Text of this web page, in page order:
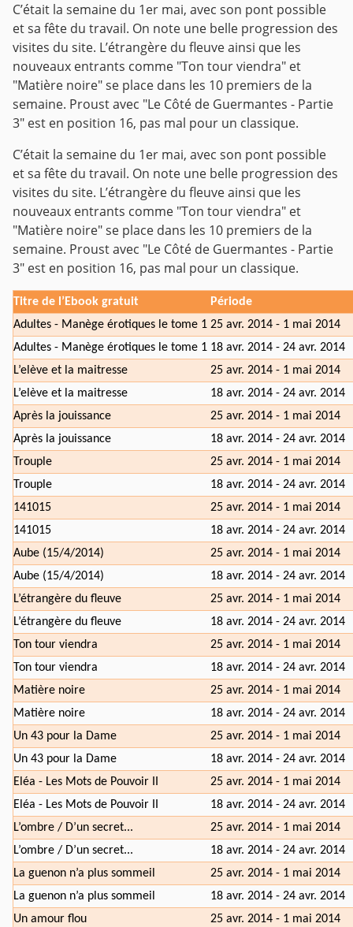
C’était la semaine du 1er mai, avec son pont possible
et sa fête du travail. On note une belle progression des
visites du site. L’étrangère du fleuve ainsi que les
nouveaux entrants comme "Ton tour viendra" et
"Matière noire" se place dans les 10 premiers de la
semaine. Proust avec "Le Côté de Guermantes - Partie
3" est en position 16, pas mal pour un classique.
C’était la semaine du 1er mai, avec son pont possible
et sa fête du travail. On note une belle progression des
visites du site. L’étrangère du fleuve ainsi que les
nouveaux entrants comme "Ton tour viendra" et
"Matière noire" se place dans les 10 premiers de la
semaine. Proust avec "Le Côté de Guermantes - Partie
3" est en position 16, pas mal pour un classique.
Titre de l’Ebook gratuit
Période
Adultes - Manège érotiques le tome 1 25 avr. 2014 - 1 mai 2014
Adultes - Manège érotiques le tome 1 18 avr. 2014 - 24 avr. 2014
L’elève et la maitresse
25 avr. 2014 - 1 mai 2014
L’elève et la maitresse
18 avr. 2014 - 24 avr. 2014
Après la jouissance
25 avr. 2014 - 1 mai 2014
Après la jouissance
18 avr. 2014 - 24 avr. 2014
Trouple
25 avr. 2014 - 1 mai 2014
Trouple
18 avr. 2014 - 24 avr. 2014
141015
25 avr. 2014 - 1 mai 2014
141015
18 avr. 2014 - 24 avr. 2014
Aube (15/4/2014)
25 avr. 2014 - 1 mai 2014
Aube (15/4/2014)
18 avr. 2014 - 24 avr. 2014
L’étrangère du fleuve
25 avr. 2014 - 1 mai 2014
L’étrangère du fleuve
18 avr. 2014 - 24 avr. 2014
Ton tour viendra
25 avr. 2014 - 1 mai 2014
Ton tour viendra
18 avr. 2014 - 24 avr. 2014
Matière noire
25 avr. 2014 - 1 mai 2014
Matière noire
18 avr. 2014 - 24 avr. 2014
Un 43 pour la Dame
25 avr. 2014 - 1 mai 2014
Un 43 pour la Dame
18 avr. 2014 - 24 avr. 2014
Eléa - Les Mots de Pouvoir II
25 avr. 2014 - 1 mai 2014
Eléa - Les Mots de Pouvoir II
18 avr. 2014 - 24 avr. 2014
L’ombre / D’un secret...
25 avr. 2014 - 1 mai 2014
L’ombre / D’un secret...
18 avr. 2014 - 24 avr. 2014
La guenon n’a plus sommeil
25 avr. 2014 - 1 mai 2014
La guenon n’a plus sommeil
18 avr. 2014 - 24 avr. 2014
Un amour flou
25 avr. 2014 - 1 mai 2014